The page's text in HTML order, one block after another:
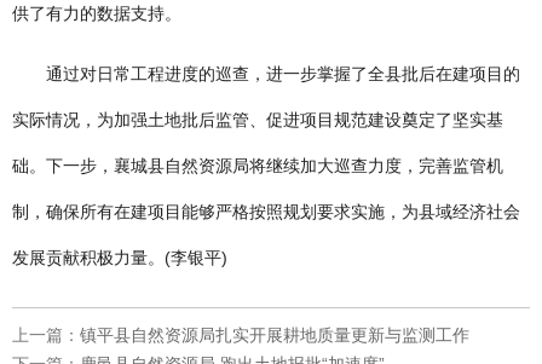
供了有力的数据支持。
通过对日常工程进度的巡查，进一步掌握了全县批后在建项目的
实际情况，为加强土地批后监管、促进项目规范建设奠定了坚实基
础。下一步，襄城县自然资源局将继续加大巡查力度，完善监管机
制，确保所有在建项目能够严格按照规划要求实施，为县域经济社会
发展贡献积极力量。(李银平)
上一篇： 镇平县自然资源局扎实开展耕地质量更新与监测工作